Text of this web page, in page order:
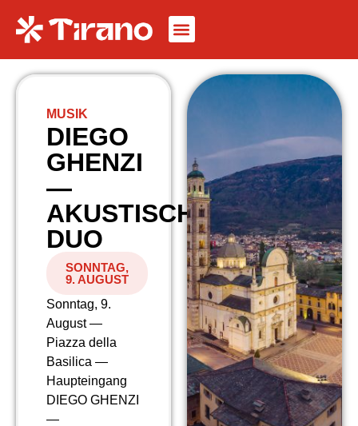
MUSIK
DIEGO
GHENZI
—
AKUSTISCHES
DUO
SONNTAG,
9. AUGUST
Sonntag, 9.
August —
Piazza della
Basilica —
Haupteingang
DIEGO GHENZI
—